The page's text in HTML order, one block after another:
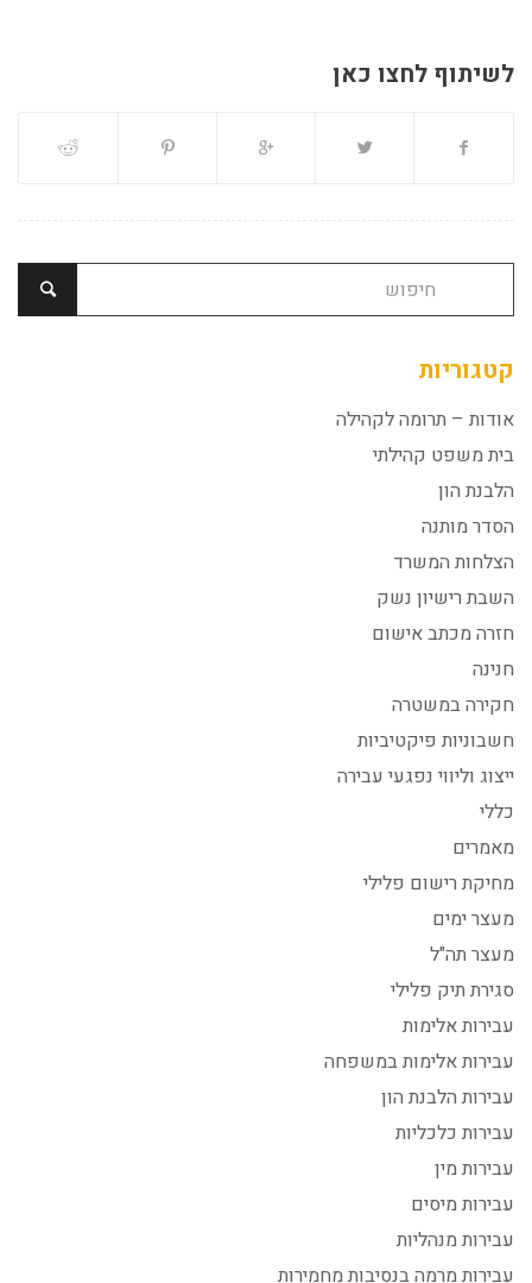
לשיתוף לחצו כאן
קטגוריות
אודות – תרומה לקהילה
בית משפט קהילתי
הלבנת הון
הסדר מותנה
הצלחות המשרד
השבת רישיון נשק
חזרה מכתב אישום
חנינה
חקירה במשטרה
חשבוניות פיקטיביות
ייצוג וליווי נפגעי עבירה
כללי
מאמרים
מחיקת רישום פלילי
מעצר ימים
מעצר תה"ל
סגירת תיק פלילי
עבירות אלימות
עבירות אלימות במשפחה
עבירות הלבנת הון
עבירות כלכליות
עבירות מין
עבירות מיסים
עבירות מנהליות
עבירות מרמה בנסיבות מחמירות